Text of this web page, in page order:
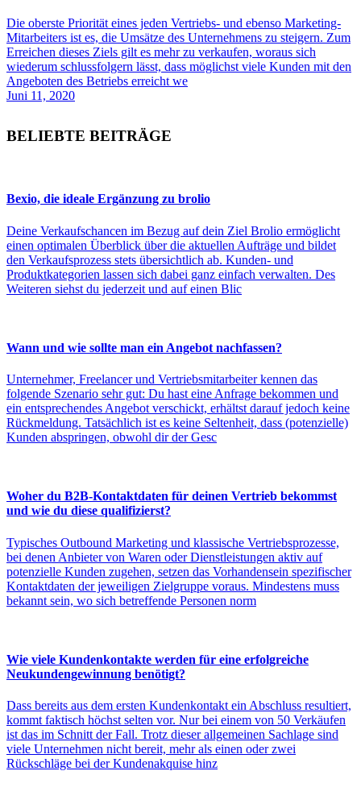
Die oberste Priorität eines jeden Vertriebs- und ebenso Marketing-
Mitarbeiters ist es, die Umsätze des Unternehmens zu steigern. Zum
Erreichen dieses Ziels gilt es mehr zu verkaufen, woraus sich
wiederum schlussfolgern lässt, dass möglichst viele Kunden mit den
Angeboten des Betriebs erreicht we
Juni 11, 2020
BELIEBTE BEITRÄGE
Bexio, die ideale Ergänzung zu brolio
Deine Verkaufschancen im Bezug auf dein Ziel Brolio ermöglicht
einen optimalen Überblick über die aktuellen Aufträge und bildet
den Verkaufsprozess stets übersichtlich ab. Kunden- und
Produktkategorien lassen sich dabei ganz einfach verwalten. Des
Weiteren siehst du jederzeit und auf einen Blic
Wann und wie sollte man ein Angebot nachfassen?
Unternehmer, Freelancer und Vertriebsmitarbeiter kennen das
folgende Szenario sehr gut: Du hast eine Anfrage bekommen und
ein entsprechendes Angebot verschickt, erhältst darauf jedoch keine
Rückmeldung. Tatsächlich ist es keine Seltenheit, dass (potenzielle)
Kunden abspringen, obwohl dir der Gesc
Woher du B2B-Kontaktdaten für deinen Vertrieb bekommst
und wie du diese qualifizierst?
Typisches Outbound Marketing und klassische Vertriebsprozesse,
bei denen Anbieter von Waren oder Dienstleistungen aktiv auf
potenzielle Kunden zugehen, setzen das Vorhandensein spezifischer
Kontaktdaten der jeweiligen Zielgruppe voraus. Mindestens muss
bekannt sein, wo sich betreffende Personen norm
Wie viele Kundenkontakte werden für eine erfolgreiche
Neukundengewinnung benötigt?
Dass bereits aus dem ersten Kundenkontakt ein Abschluss resultiert,
kommt faktisch höchst selten vor. Nur bei einem von 50 Verkäufen
ist das im Schnitt der Fall. Trotz dieser allgemeinen Sachlage sind
viele Unternehmen nicht bereit, mehr als einen oder zwei
Rückschläge bei der Kundenakquise hinz